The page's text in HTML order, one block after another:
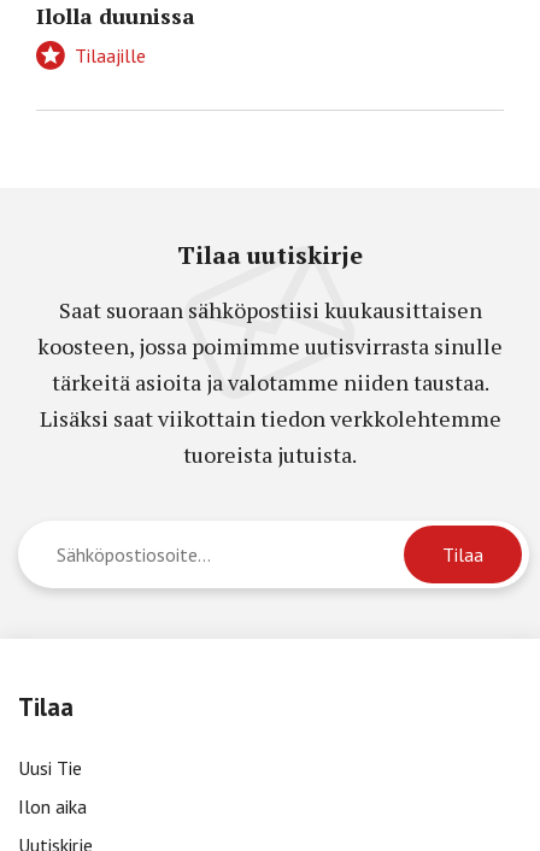
Ilolla duunissa
Tilaajille
Tilaa uutiskirje
Saat suoraan sähköpostiisi kuukausittaisen
koosteen, jossa poimimme uutisvirrasta sinulle
tärkeitä asioita ja valotamme niiden taustaa.
Lisäksi saat viikottain tiedon verkkolehtemme
tuoreista jutuista.
Tilaa
Uusi Tie
Ilon aika
Uutiskirje